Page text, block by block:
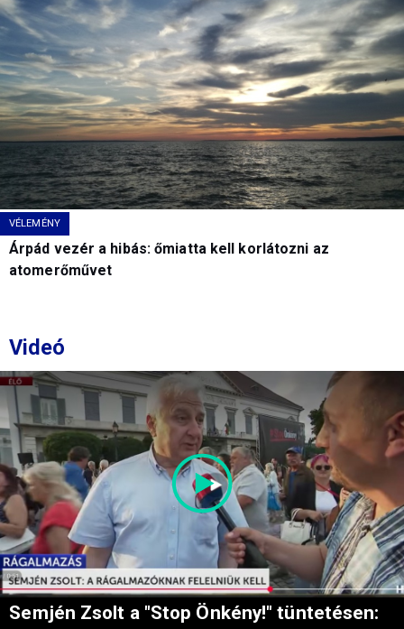
VÉLEMÉNY
Árpád vezér a hibás: őmiatta kell korlátozni az
atomerőművet
Videó
Semjén Zsolt a "Stop Önkény!" tüntetésen: